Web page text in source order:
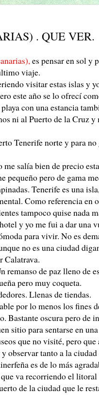
. QUE VER.
es pensar en sol y
viaje.
visitar estas islas y
este año se lo ofrecí
con una estancia
ni al Puerto de la Cruz
Tenerife norte y para
me salía bien de precio
pequeño pero de gama
Tenerife es una
Como referencia en
tampoco quise nada
y yo me fui a dar una
para vivir. No es
no es una ciudad
Calatrava.
remanso de paz lleno de
pero muy coqueta.
Llenas de tiendas.
por lo menos los fines
Bastante oscura pero de
sitio para sentarse en
que no visité, pero que
observar tanto a la
es de lo más
va recorriendo el
de la ciudad que le